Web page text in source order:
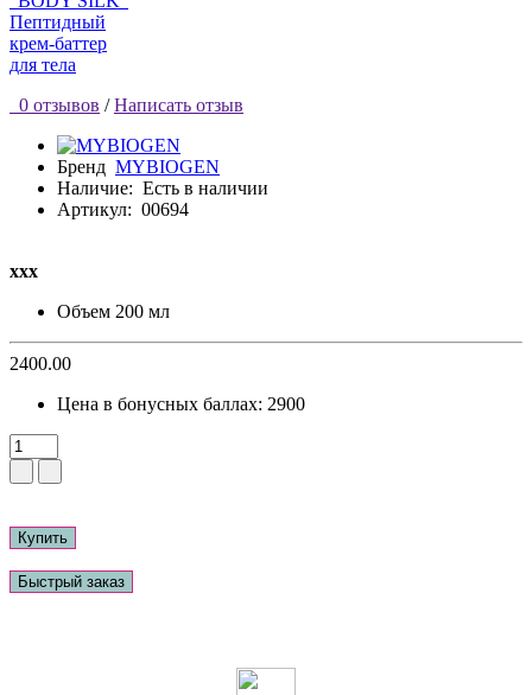
0 отзывов / Написать отзыв
Бренд MYBIOGEN
Наличие: Есть в наличии
Артикул: 00694
ххх
Объем 200 мл
2400.00
Цена в бонусных баллах: 2900
Купить
Быстрый заказ